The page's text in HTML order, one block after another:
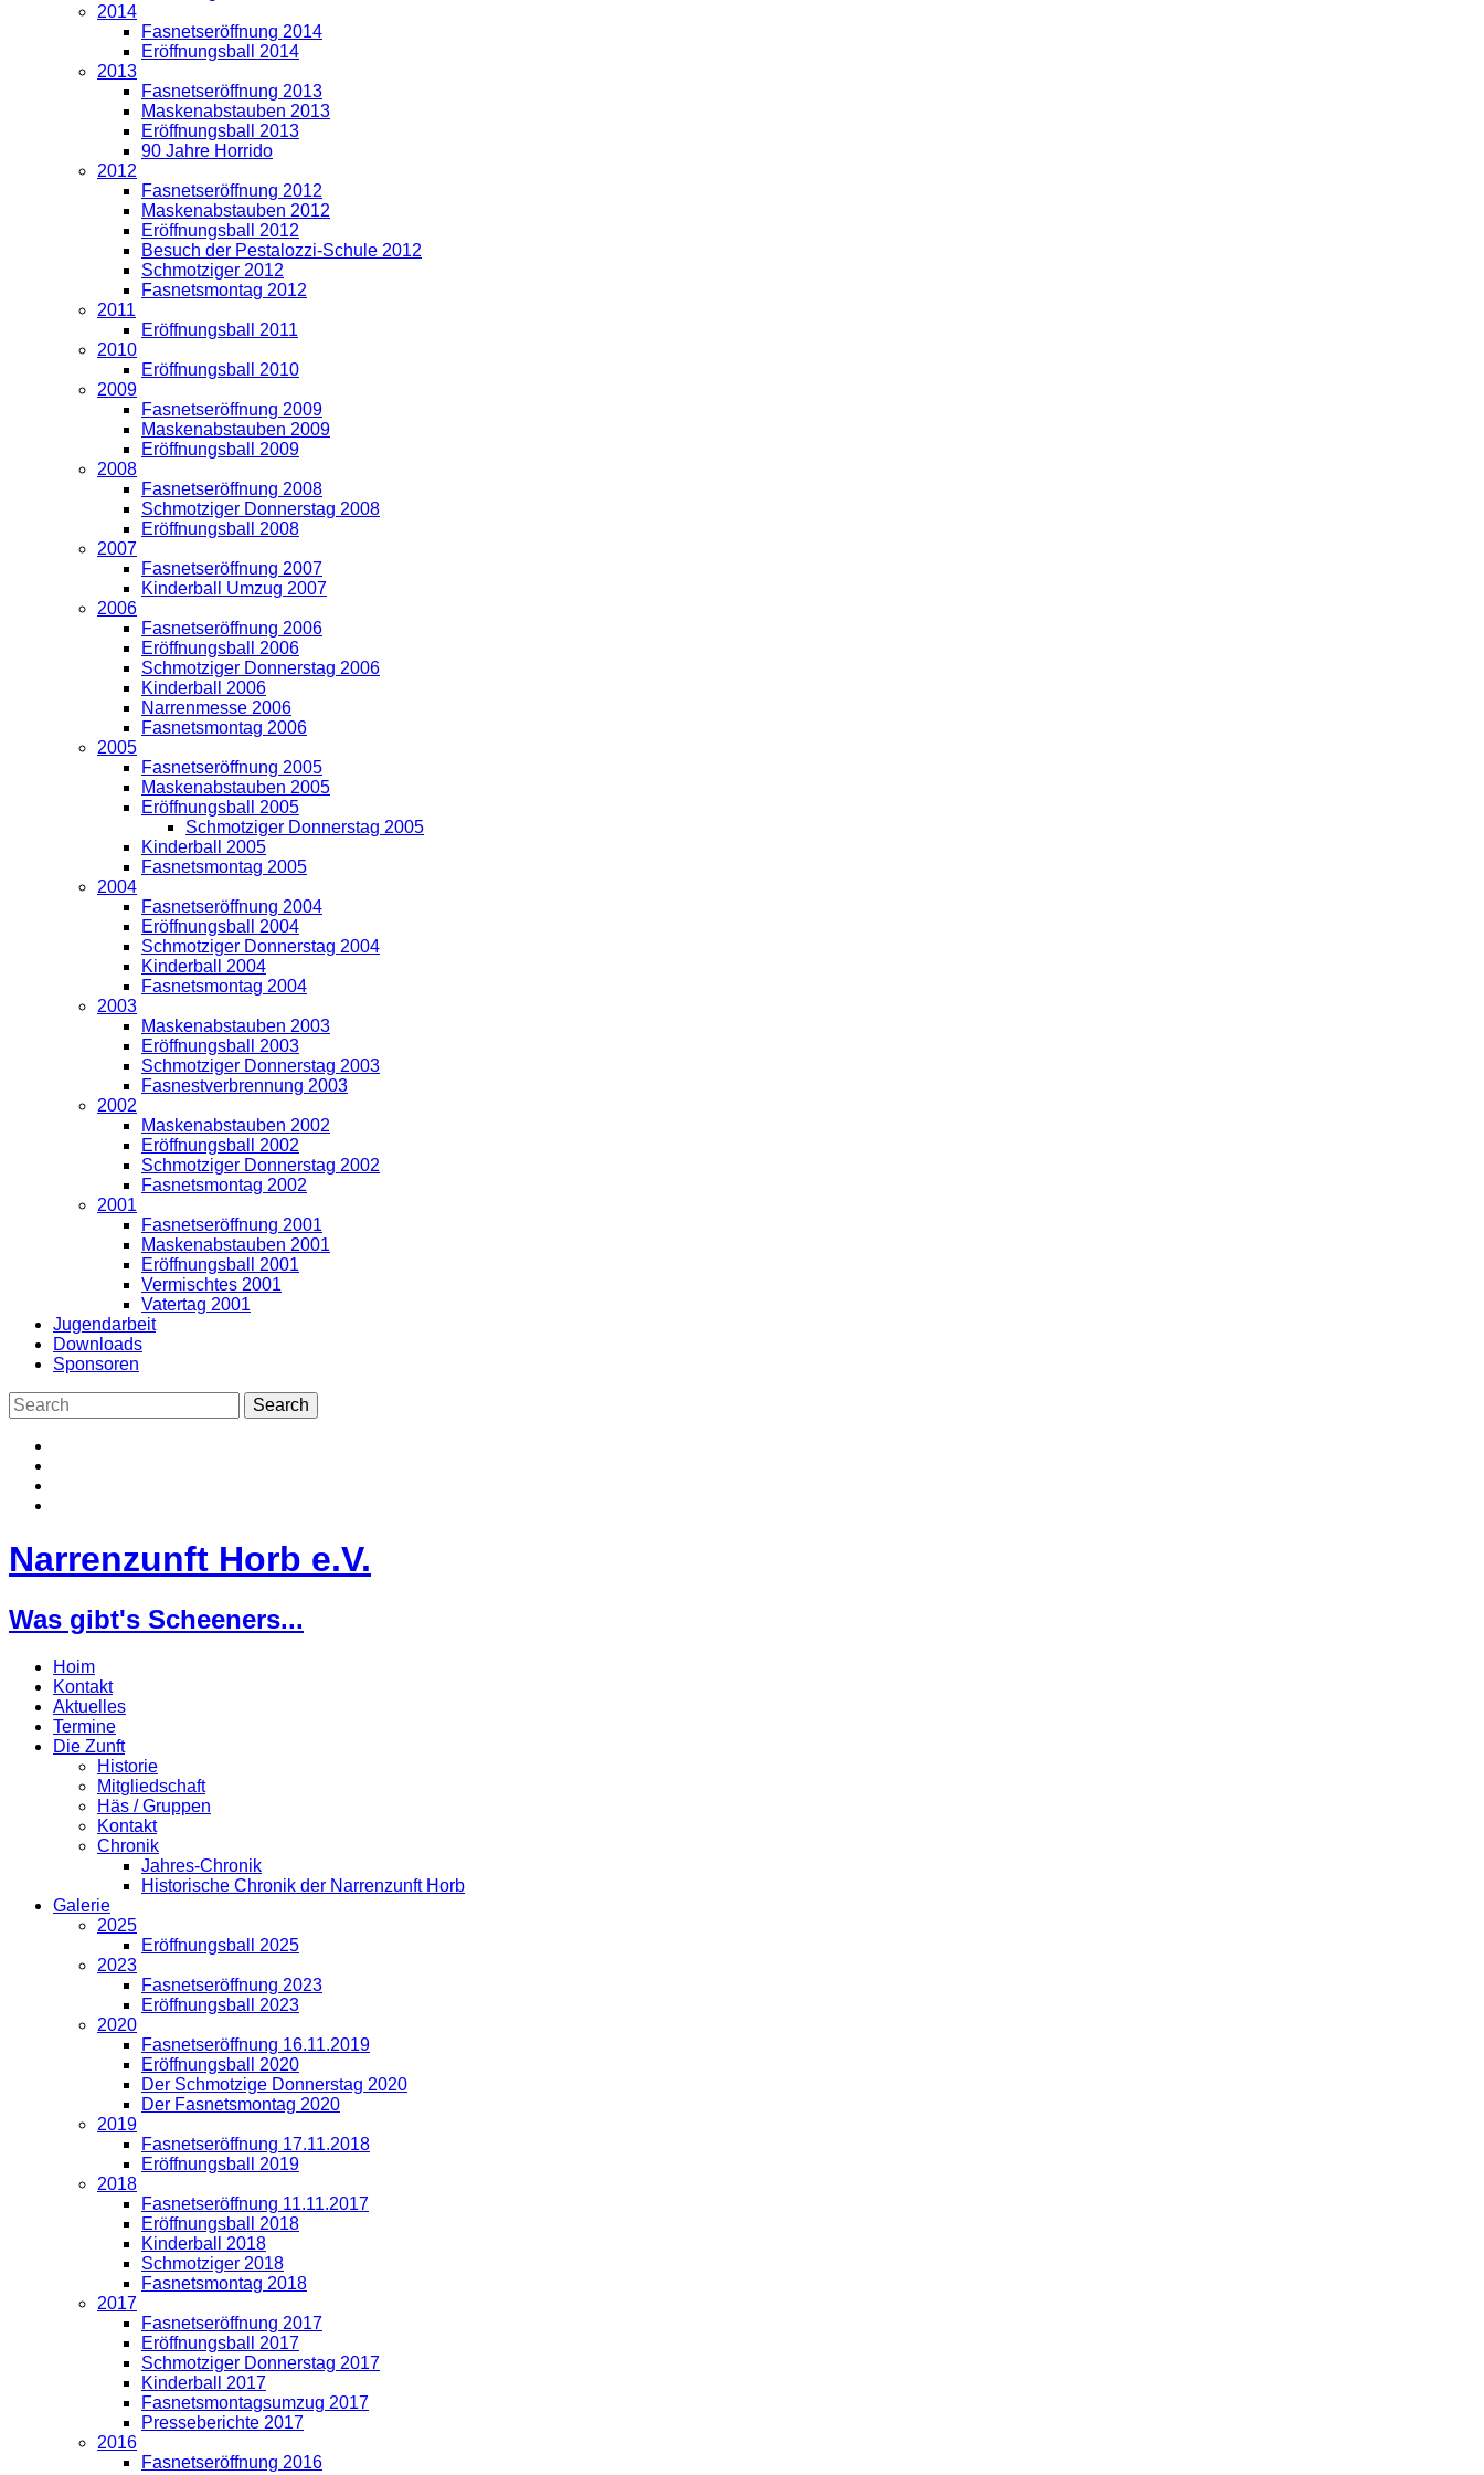
2014
Fasnetseröffnung 2014
Eröffnungsball 2014
2013
Fasnetseröffnung 2013
Maskenabstauben 2013
Eröffnungsball 2013
90 Jahre Horrido
2012
Fasnetseröffnung 2012
Maskenabstauben 2012
Eröffnungsball 2012
Besuch der Pestalozzi-Schule 2012
Schmotziger 2012
Fasnetsmontag 2012
2011
Eröffnungsball 2011
2010
Eröffnungsball 2010
2009
Fasnetseröffnung 2009
Maskenabstauben 2009
Eröffnungsball 2009
2008
Fasnetseröffnung 2008
Schmotziger Donnerstag 2008
Eröffnungsball 2008
2007
Fasnetseröffnung 2007
Kinderball Umzug 2007
2006
Fasnetseröffnung 2006
Eröffnungsball 2006
Schmotziger Donnerstag 2006
Kinderball 2006
Narrenmesse 2006
Fasnetsmontag 2006
2005
Fasnetseröffnung 2005
Maskenabstauben 2005
Eröffnungsball 2005
Schmotziger Donnerstag 2005
Kinderball 2005
Fasnetsmontag 2005
2004
Fasnetseröffnung 2004
Eröffnungsball 2004
Schmotziger Donnerstag 2004
Kinderball 2004
Fasnetsmontag 2004
2003
Maskenabstauben 2003
Eröffnungsball 2003
Schmotziger Donnerstag 2003
Fasnestverbrennung 2003
2002
Maskenabstauben 2002
Eröffnungsball 2002
Schmotziger Donnerstag 2002
Fasnetsmontag 2002
2001
Fasnetseröffnung 2001
Maskenabstauben 2001
Eröffnungsball 2001
Vermischtes 2001
Vatertag 2001
Jugendarbeit
Downloads
Sponsoren
Narrenzunft Horb e.V.
Was gibt's Scheeners...
Hoim
Kontakt
Aktuelles
Termine
Die Zunft
Historie
Mitgliedschaft
Häs / Gruppen
Kontakt
Chronik
Jahres-Chronik
Historische Chronik der Narrenzunft Horb
Galerie
2025
Eröffnungsball 2025
2023
Fasnetseröffnung 2023
Eröffnungsball 2023
2020
Fasnetseröffnung 16.11.2019
Eröffnungsball 2020
Der Schmotzige Donnerstag 2020
Der Fasnetsmontag 2020
2019
Fasnetseröffnung 17.11.2018
Eröffnungsball 2019
2018
Fasnetseröffnung 11.11.2017
Eröffnungsball 2018
Kinderball 2018
Schmotziger 2018
Fasnetsmontag 2018
2017
Fasnetseröffnung 2017
Eröffnungsball 2017
Schmotziger Donnerstag 2017
Kinderball 2017
Fasnetsmontagsumzug 2017
Presseberichte 2017
2016
Fasnetseröffnung 2016